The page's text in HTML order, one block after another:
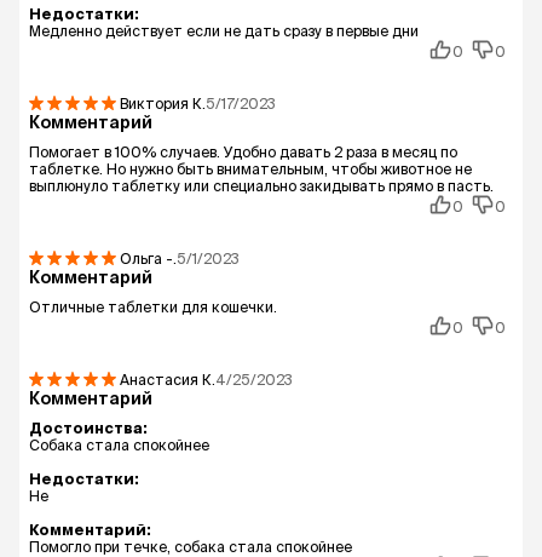
Недостатки:
Медленно действует если не дать сразу в первые дни
0
0
Виктория К. 5/17/2023
Комментарий
Помогает в 100% случаев. Удобно давать 2 раза в месяц по
таблетке. Но нужно быть внимательным, чтобы животное не
выплюнуло таблетку или специально закидывать прямо в пасть.
0
0
Ольга -. 5/1/2023
Комментарий
Отличные таблетки для кошечки.
0
0
Анастасия К. 4/25/2023
Комментарий
Достоинства:
Собака стала спокойнее
Недостатки:
Не
Комментарий:
Помогло при течке, собака стала спокойнее